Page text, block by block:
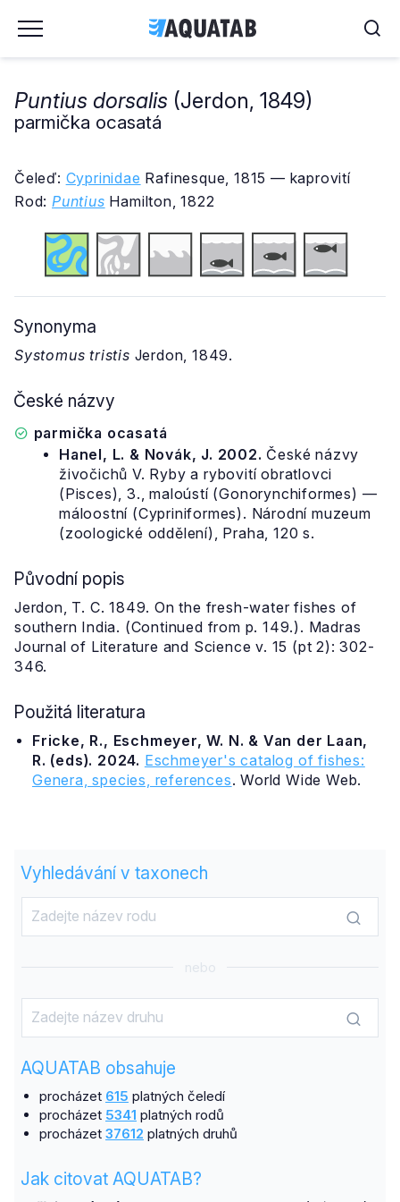
Puntius dorsalis (Jerdon, 1849)
parmička ocasatá
Čeleď: Cyprinidae Rafinesque, 1815 — kaprovití
Rod: Puntius Hamilton, 1822
Synonyma
Systomus tristis Jerdon, 1849.
České názvy
parmička ocasatá
Hanel, L. & Novák, J. 2002. České názvy
živočichů V. Ryby a rybovití obratlovci
(Pisces), 3., maloústí (Gonorynchiformes) —
máloostní (Cypriniformes). Národní muzeum
(zoologické oddělení), Praha, 120 s.
Původní popis
Jerdon, T. C. 1849. On the fresh-water fishes of
southern India. (Continued from p. 149.). Madras
Journal of Literature and Science v. 15 (pt 2): 302-
346.
Použitá literatura
Fricke, R., Eschmeyer, W. N. & Van der Laan,
R. (eds). 2024. Eschmeyer's catalog of fishes:
Genera, species, references. World Wide Web.
Vyhledávání v taxonech
nebo
AQUATAB obsahuje
procházet 615 platných čeledí
procházet 5341 platných rodů
procházet 37612 platných druhů
Jak citovat AQUATAB?